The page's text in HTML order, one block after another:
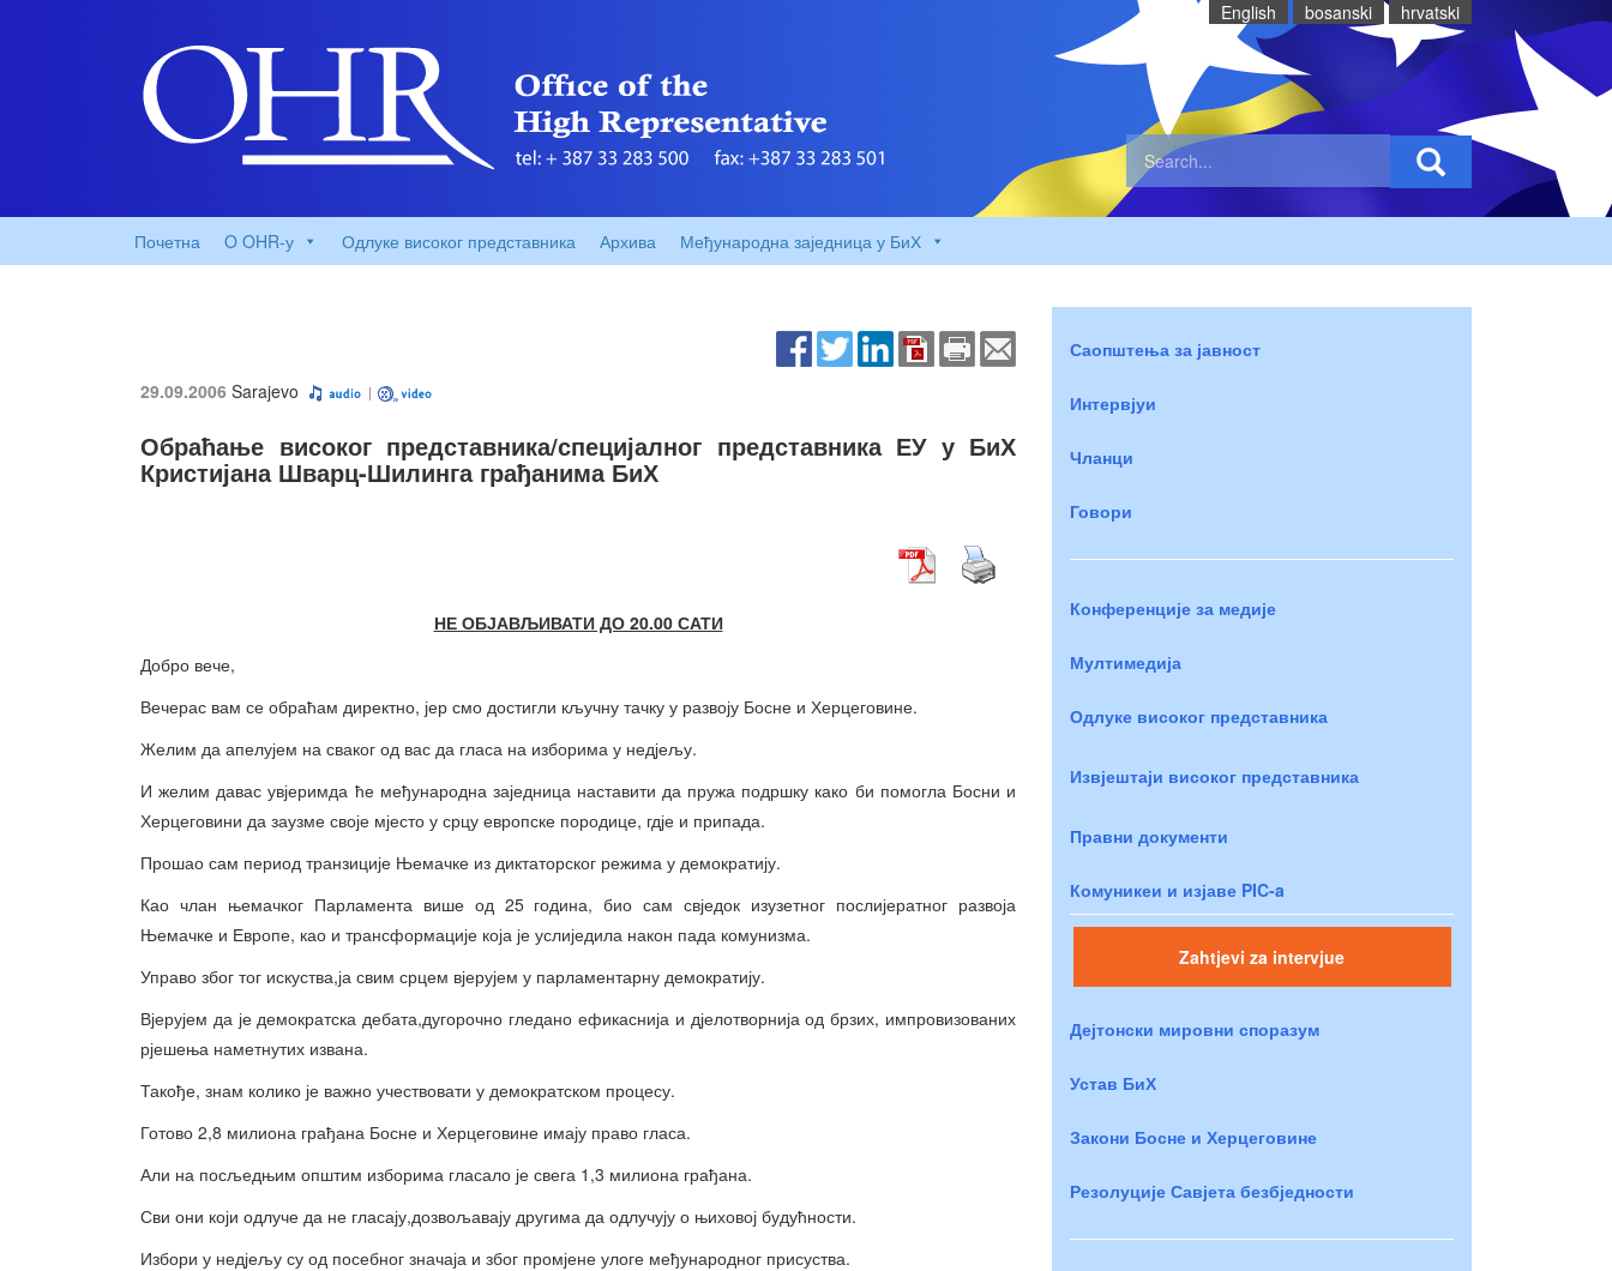
English bosanski hrvatski
Почетна O OHR-у Одлуке високог представника Архива Међународна заједница у БиХ
29.09.2006 Sarajevo
Обраћање високог представника/специјалног представника ЕУ у БиХ
Кристијана Шварц-Шилинга грађанима БиХ
НЕ ОБЈАВЉИВАТИ ДО 20.00 САТИ
Добро вече,
Вечерас вам се обраћам директно, јер смо достигли кључну тачку у развоју Босне и Херцеговине.
Желим да апелујем на сваког од вас да гласа на изборима у недјељу.
И желим давас увјеримда ће међународна заједница наставити да пружа подршку како би помогла Босни и
Херцеговини да заузме своје мјесто у срцу европске породице, гдје и припада.
Прошао сам период транзиције Њемачке из диктаторског режима у демократију.
Као члан њемачког Парламента више од 25 година, био сам свједок изузетног послијератног развоја
Њемачке и Европе, као и трансформације која је услиједила након пада комунизма.
Управо због тог искуства,ја свим срцем вјерујем у парламентарну демократију.
Вјерујем да је демократска дебата,дугорочно гледано ефикаснија и дјелотворнија од брзих, импровизованих
рјешења наметнутих извана.
Такође, знам колико је важно учествовати у демократском процесу.
Готово 2,8 милиона грађана Босне и Херцеговине имају право гласа.
Али на посљедњим општим изборима гласало је свега 1,3 милиона грађана.
Сви они који одлуче да не гласају,дозвољавају другима да одлучују о њиховој будућности.
Избори у недјељу су од посебног значаја и због промјене улоге међународног присуства.
Саопштења за јавност
Интервјуи
Чланци
Говори
Конференције за медије
Мултимедија
Одлуке високог представника
Извјештаји високог представника
Правни документи
Комуникеи и изјаве PIC-a
Zahtjevi za intervjue
Дејтонски мировни споразум
Устав БиХ
Закони Босне и Херцеговине
Резолуције Савјета безбједности